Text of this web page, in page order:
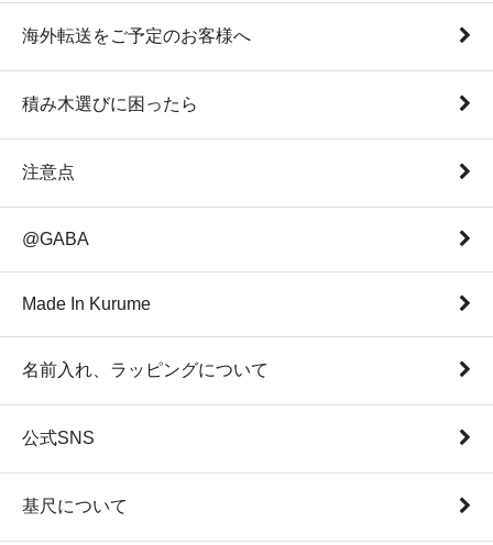
海外転送をご予定のお客様へ
積み木選びに困ったら
注意点
@GABA
Made In Kurume
名前入れ、ラッピングについて
公式SNS
基尺について